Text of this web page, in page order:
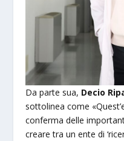
Da parte sua, Decio
sottolinea come
conferma delle
creare tra un ente di